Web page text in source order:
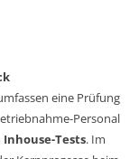
eine Prüfung
Personal
Inhouse-Tests. Im